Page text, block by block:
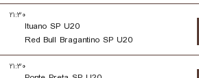
۲۱:۳۰
Ituano SP U20
Red Bull Bragantino SP U20
۲۱:۳۰